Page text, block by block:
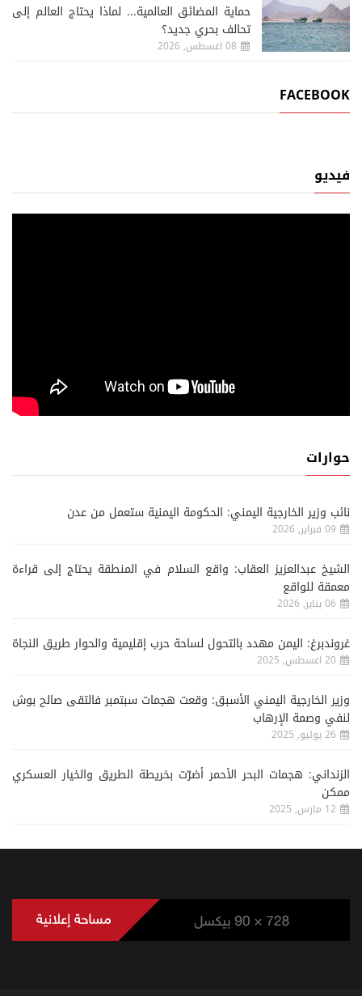
حماية المضائق العالمية... لماذا يحتاج العالم إلى
تحالف بحري جديد؟
08 اغسطس, 2026
FACEBOOK
فيديو
حوارات
نائب وزير الخارجية اليمني: الحكومة اليمنية ستعمل من عدن
09 فبراير, 2026
الشيخ عبدالعزيز العقاب: واقع السلام في المنطقة يحتاج إلى قراءة
معمقة للواقع
06 يناير, 2026
غروندبرغ: اليمن مهدد بالتحول لساحة حرب إقليمية والحوار طريق النجاة
20 اغسطس, 2025
وزير الخارجية اليمني الأسبق: وقعت هجمات سبتمبر فالتقى صالح بوش
لنفي وصمة الإرهاب
26 يوليو, 2025
الزنداني: هجمات البحر الأحمر أضرّت بخريطة الطريق والخيار العسكري
ممكن
12 مارس, 2025